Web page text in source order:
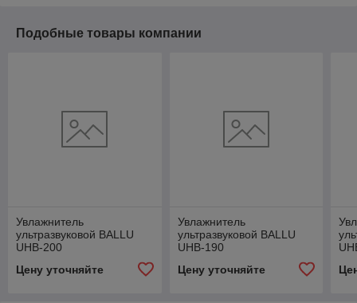
Подобные товары компании
Увлажнитель
ультразвуковой BALLU
UHB-200
Цену уточняйте
Увлажнитель
ультразвуковой BALLU
UHB-190
Цену уточняйте